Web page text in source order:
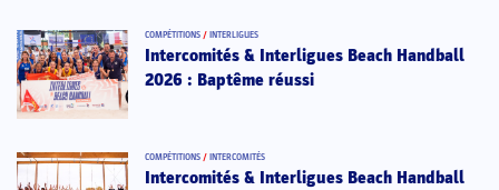
COMPÉTITIONS / INTERLIGUES
Intercomités & Interligues Beach Handball
2026 : Baptême réussi
COMPÉTITIONS / INTERCOMITÉS
Intercomités & Interligues Beach Handball